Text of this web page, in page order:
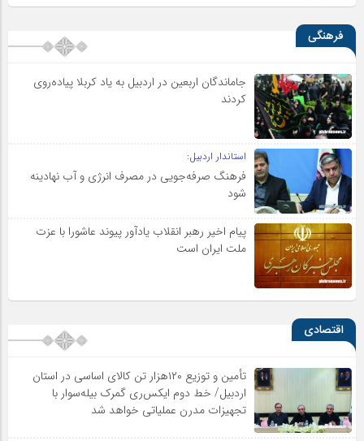
فرهنگی
جاماندگان اربعین در اردبیل به یاد کربلا پیاده‌روی
کردند
استاندار اردبیل:
فرهنگ صرفه‌جویی در مصرف انرژی و آب نهادینه
شود
پیام اخیر رهبر انقلاب یادآور پیوند عاشورا با عزت
ملت ایران است
اقتصادی
تأمین و توزیع ۱۲۰هزار تن کالای اساسی در استان
اردبیل/ خط دوم ایکس‌ری گمرک بیله‌سوار با
تجهیزات مدرن عملیاتی خواهد شد